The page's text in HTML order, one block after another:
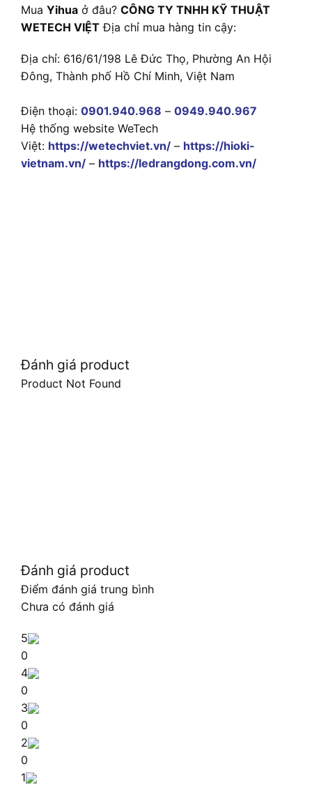
Mua Yihua ở đâu? CÔNG TY TNHH KỸ THUẬT
WETECH VIỆT Địa chỉ mua hàng tin cậy:
Địa chỉ: 616/61/198 Lê Đức Thọ, Phường An Hội
Đông, Thành phố Hồ Chí Minh, Việt Nam
Điện thoại: 0901.940.968 – 0949.940.967
Hệ thống website WeTech
Việt: https://wetechviet.vn/ – https://hioki-
vietnam.vn/ – https://ledrangdong.com.vn/
Đánh giá product
Product Not Found
Đánh giá product
Điểm đánh giá trung bình
Chưa có đánh giá
5
0
4
0
3
0
2
0
1